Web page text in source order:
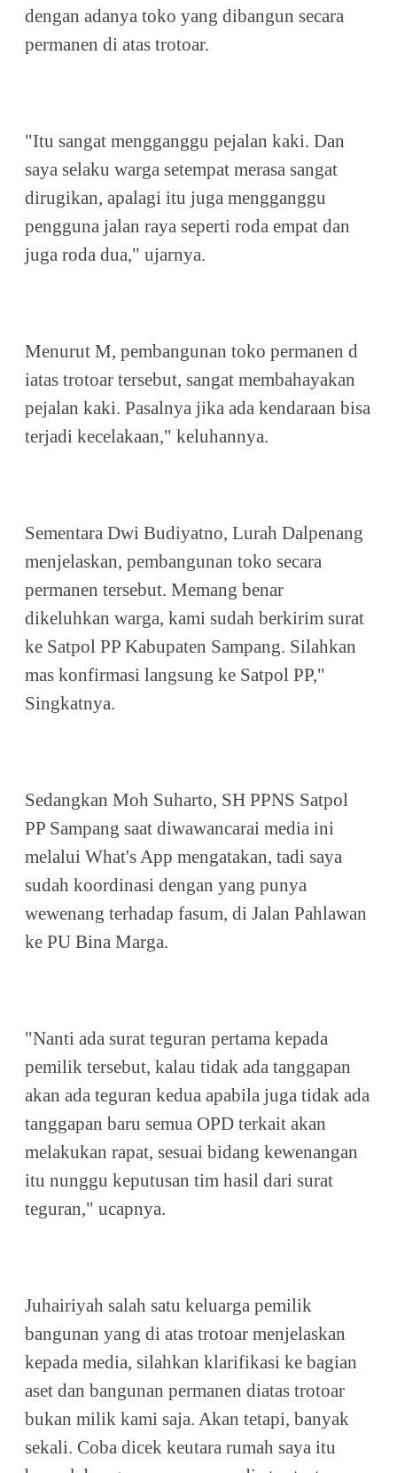
dengan adanya toko yang dibangun secara
permanen di atas trotoar.
"Itu sangat mengganggu pejalan kaki. Dan
saya selaku warga setempat merasa sangat
dirugikan, apalagi itu juga mengganggu
pengguna jalan raya seperti roda empat dan
juga roda dua," ujarnya.
Menurut M, pembangunan toko permanen d
iatas trotoar tersebut, sangat membahayakan
pejalan kaki. Pasalnya jika ada kendaraan bisa
terjadi kecelakaan," keluhannya.
Sementara Dwi Budiyatno, Lurah Dalpenang
menjelaskan, pembangunan toko secara
permanen tersebut. Memang benar
dikeluhkan warga, kami sudah berkirim surat
ke Satpol PP Kabupaten Sampang. Silahkan
mas konfirmasi langsung ke Satpol PP,"
Singkatnya.
Sedangkan Moh Suharto, SH PPNS Satpol
PP Sampang saat diwawancarai media ini
melalui What's App mengatakan, tadi saya
sudah koordinasi dengan yang punya
wewenang terhadap fasum, di Jalan Pahlawan
ke PU Bina Marga.
"Nanti ada surat teguran pertama kepada
pemilik tersebut, kalau tidak ada tanggapan
akan ada teguran kedua apabila juga tidak ada
tanggapan baru semua OPD terkait akan
melakukan rapat, sesuai bidang kewenangan
itu nunggu keputusan tim hasil dari surat
teguran," ucapnya.
Juhairiyah salah satu keluarga pemilik
bangunan yang di atas trotoar menjelaskan
kepada media, silahkan klarifikasi ke bagian
aset dan bangunan permanen diatas trotoar
bukan milik kami saja. Akan tetapi, banyak
sekali. Coba dicek keutara rumah saya itu